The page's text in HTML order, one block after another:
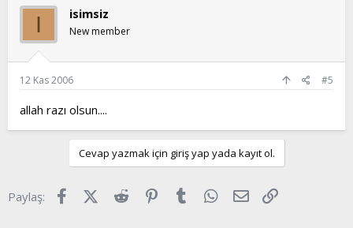
I isimsiz
New member
12 Kas 2006 #5
allah razı olsun....
Cevap yazmak için giriş yap yada kayıt ol.
Paylaş: FacebookX (Twitter)
Reddit Pinterest
Tumblr WhatsApp
E-posta